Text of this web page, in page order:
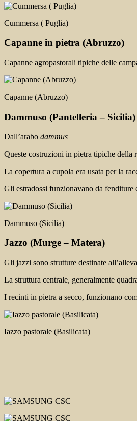
Cummersa ( Puglia)
Capanne in pietra (Abruzzo)
Capanne agropastorali tipiche delle
Capanne (Abruzzo)
Dammuso (Pantelleria – Sicilia)
Dall’arabo dammus
Queste costruzioni in pietra tipiche della
La copertura a cupola era usata per la
Gli estradossi funzionavano da fenditure
Dammuso (Sicilia)
Jazzo (Murge – Matera)
Gli jazzi sono strutture destinate
La struttura centrale, generalmente
I recinti in pietra a secco, funzionano
Iazzo pastorale (Basilicata)